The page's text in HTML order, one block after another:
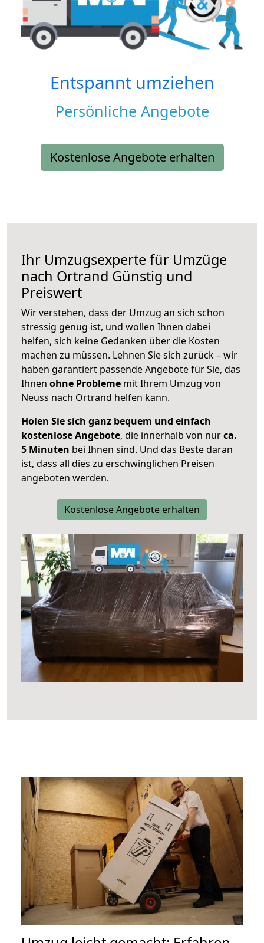
Entspannt umziehen
Persönliche Angebote
Kostenlose Angebote erhalten
Ihr Umzugsexperte für Umzüge
nach Ortrand Günstig und
Preiswert
Wir verstehen, dass der Umzug an sich schon
stressig genug ist, und wollen Ihnen dabei
helfen, sich keine Gedanken über die Kosten
machen zu müssen. Lehnen Sie sich zurück – wir
haben garantiert passende Angebote für Sie, das
Ihnen ohne Probleme mit Ihrem Umzug von
Neuss nach Ortrand helfen kann.
Holen Sie sich ganz bequem und einfach
kostenlose Angebote, die innerhalb von nurca.
5 Minuten bei Ihnen sind. Und das Beste daran
ist, dass all dies zu erschwinglichen Preisen
angeboten werden.
Kostenlose Angebote erhalten